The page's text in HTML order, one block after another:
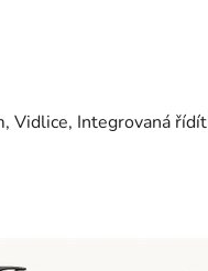
Vidlice, Integrovaná